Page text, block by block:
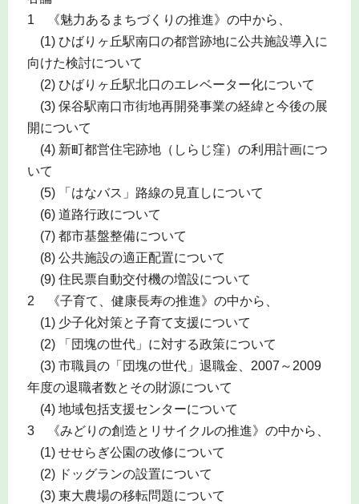
1 《魅力あるまちづくりの推進》の中から、
(1) ひばりヶ丘駅南口の都営跡地に公共施設導入に
向けた検討について
(2) ひばりヶ丘駅北口のエレベーター化について
(3) 保谷駅南口市街地再開発事業の経緯と今後の展
開について
(4) 新町都営住宅跡地（しらじ窪）の利用計画につ
いて
(5) 「はなバス」路線の見直しについて
(6) 道路行政について
(7) 都市基盤整備について
(8) 公共施設の適正配置について
(9) 住民票自動交付機の増設について
2 《子育て、健康長寿の推進》の中から、
(1) 少子化対策と子育て支援について
(2) 「団塊の世代」に対する政策について
(3) 市職員の「団塊の世代」退職金、2007～2009
年度の退職者数とその財源について
(4) 地域包括支援センターについて
3 《みどりの創造とリサイクルの推進》の中から、
(1) せせらぎ公園の改修について
(2) ドッグランの設置について
(3) 東大農場の移転問題について